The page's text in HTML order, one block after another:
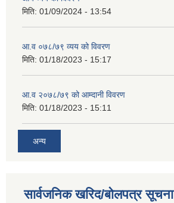
मिति: 01/09/2024 - 13:54
आ.व ०७८/७९ व्यय को विवरण
मिति: 01/18/2023 - 15:17
आ.व २०७८/७९ को आम्दानी विवरण
मिति: 01/18/2023 - 15:11
अन्य
सार्वजनिक खरिद/बोलपत्र सूचना